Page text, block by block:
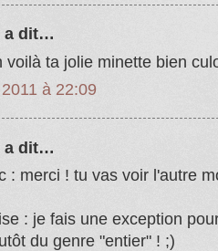
a dit…
voilà ta jolie minette bien
à 22:09
a dit…
: merci ! tu vas voir l'autre
: je fais une exception
du genre "entier" ! ;)